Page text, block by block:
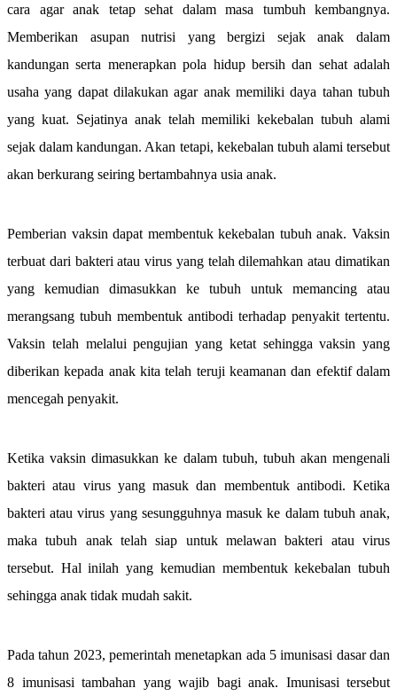
cara agar anak tetap sehat dalam masa tumbuh kembangnya.
Memberikan asupan nutrisi yang bergizi sejak anak dalam
kandungan serta menerapkan pola hidup bersih dan sehat adalah
usaha yang dapat dilakukan agar anak memiliki daya tahan tubuh
yang kuat. Sejatinya anak telah memiliki kekebalan tubuh alami
sejak dalam kandungan. Akan tetapi, kekebalan tubuh alami tersebut
akan berkurang seiring bertambahnya usia anak.
Pemberian vaksin dapat membentuk kekebalan tubuh anak. Vaksin
terbuat dari bakteri atau virus yang telah dilemahkan atau dimatikan
yang kemudian dimasukkan ke tubuh untuk memancing atau
merangsang tubuh membentuk antibodi terhadap penyakit tertentu.
Vaksin telah melalui pengujian yang ketat sehingga vaksin yang
diberikan kepada anak kita telah teruji keamanan dan efektif dalam
mencegah penyakit.
Ketika vaksin dimasukkan ke dalam tubuh, tubuh akan mengenali
bakteri atau virus yang masuk dan membentuk antibodi. Ketika
bakteri atau virus yang sesungguhnya masuk ke dalam tubuh anak,
maka tubuh anak telah siap untuk melawan bakteri atau virus
tersebut. Hal inilah yang kemudian membentuk kekebalan tubuh
sehingga anak tidak mudah sakit.
Pada tahun 2023, pemerintah menetapkan ada 5 imunisasi dasar dan
8 imunisasi tambahan yang wajib bagi anak. Imunisasi tersebut